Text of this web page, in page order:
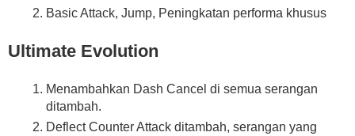
Basic Attack, Jump, Peningkatan performa khusus
Ultimate Evolution
Menambahkan Dash Cancel di semua serangan
ditambah.
Deflect Counter Attack ditambah, serangan yang